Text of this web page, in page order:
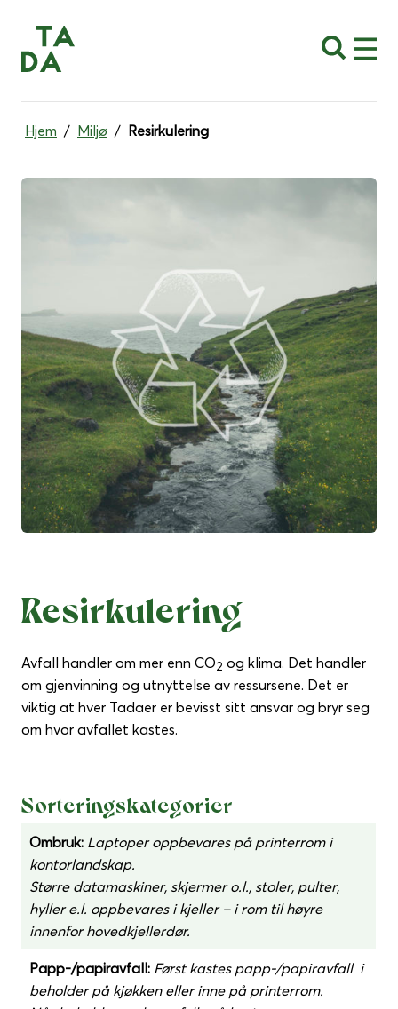
Start søk
Hjem / Miljø / Resirkulering
Resirkulering
Avfall handler om mer enn CO2 og klima. Det handler
om gjenvinning og utnyttelse av ressursene. Det er
viktig at hver Tadaer er bevisst sitt ansvar og bryr seg
om hvor avfallet kastes.
Sorteringskategorier
Ombruk: Laptoper oppbevares på printerrom i
kontorlandskap.
Større datamaskiner, skjermer o.l., stoler, pulter,
hyller e.l. oppbevares i kjeller – i rom til høyre
innenfor hovedkjellerdør.
Papp-/papiravfall: Først kastes papp-/papiravfall i
beholder på kjøkken eller inne på printerrom.